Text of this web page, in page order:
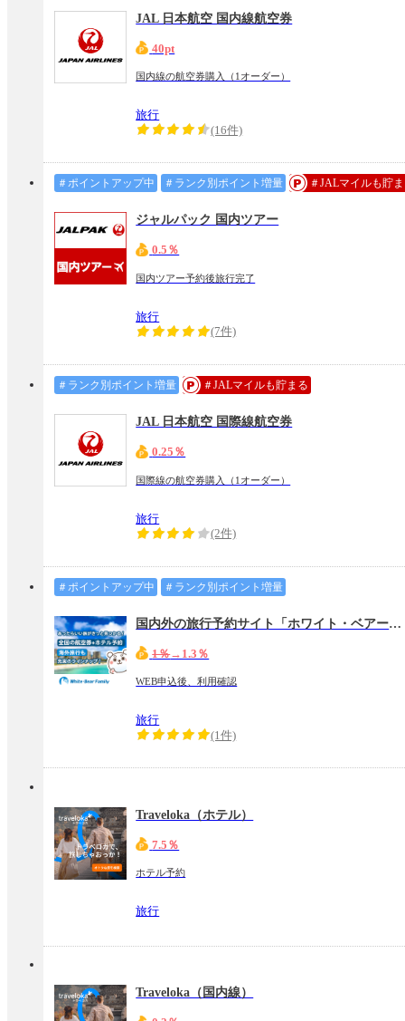
JAL 日本航空 国内線航空券
40pt
国内線の航空券購入（1オーダー）
旅行
(16件)
＃ポイントアップ中 ＃ランク別ポイント増量 ＃JALマイルも貯
ジャルパック 国内ツアー
0.5％
国内ツアー予約後旅行完了
旅行
(7件)
＃ランク別ポイント増量 ＃JALマイルも貯まる
JAL 日本航空 国際線航空券
0.25％
国際線の航空券購入（1オーダー）
旅行
(2件)
＃ポイントアップ中 ＃ランク別ポイント増量
国内外の旅行予約サイト「ホワイト・ベアーファミリー」
1％→1.3％
WEB申込後、利用確認
旅行
(1件)
Traveloka（ホテル）
7.5％
ホテル予約
旅行
Traveloka（国内線）